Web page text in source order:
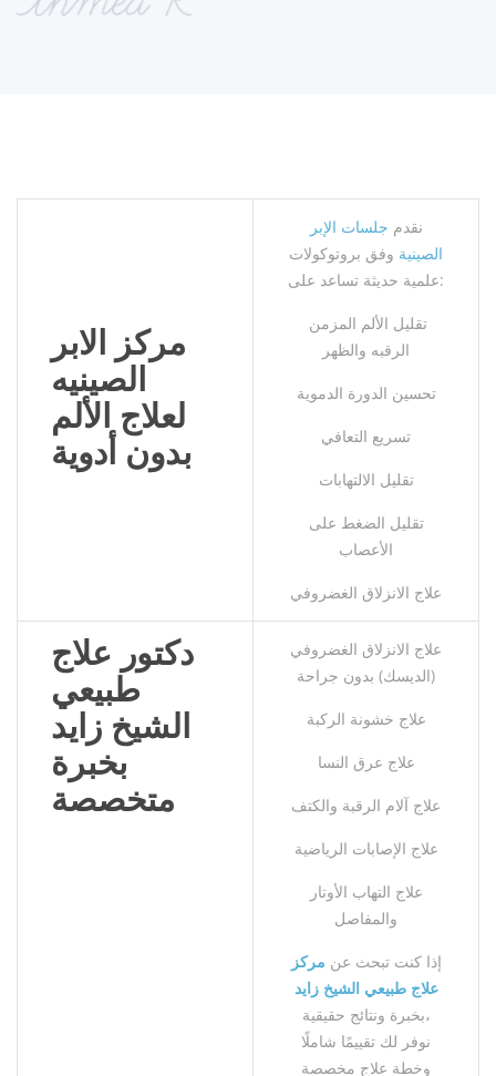
مركز الابر
الصينيه
لعلاج الألم
بدون أدوية
نقدم جلسات الإبر
الصينية وفق بروتوكولات
علمية حديثة تساعد على:
الرقبه والظهر
تحسين الدورة الدموية
تسريع التعافي
تقليل الالتهابات
تقليل الضغط على
الأعصاب
علاج الانزلاق الغضروفي
دكتور علاج
طبيعي
الشيخ زايد
بخبرة
متخصصة
علاج الانزلاق الغضروفي
(الديسك) بدون جراحة
علاج خشونة الركبة
علاج عرق النسا
علاج آلام الرقبة والكتف
علاج الإصابات الرياضية
علاج التهاب الأوتار
والمفاصل
إذا كنت تبحث عن مركز
علاج طبيعي الشيخ زايد
بخبرة ونتائج حقيقية،
نوفر لك تقييمًا شاملًا
وخطة علاج مخصصة